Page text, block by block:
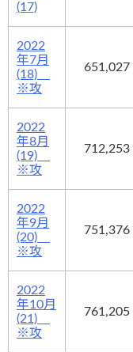
(17)
2022
年7月
(18)
※攻
651,027
2022
年8月
(19)
※攻
712,253
2022
年9月
(20)
※攻
751,376
2022
年10月
(21)
※攻
761,205